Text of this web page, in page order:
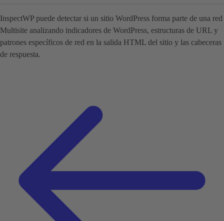
InspectWP puede detectar si un sitio WordPress forma parte de una red
Multisite analizando indicadores de WordPress, estructuras de URL y
patrones específicos de red en la salida HTML del sitio y las cabeceras
de respuesta.